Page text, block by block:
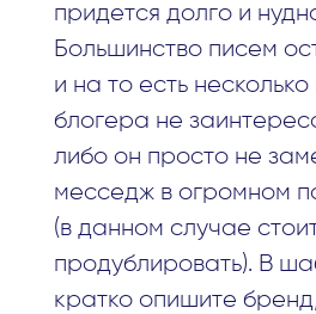
придется долго и
Большинство писем
и на то есть
блогера не
либо он просто не
месседж в огромном
(в данном случае
продублировать). В
кратко опишите